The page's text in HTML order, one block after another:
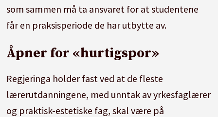
som sammen må ta ansvaret for at studentene
får en praksisperiode de har utbytte av.
Åpner for «hurtigspor»
Regjeringa holder fast ved at de fleste
lærerutdanningene, med unntak av yrkesfaglærer
og praktisk-estetiske fag, skal være på